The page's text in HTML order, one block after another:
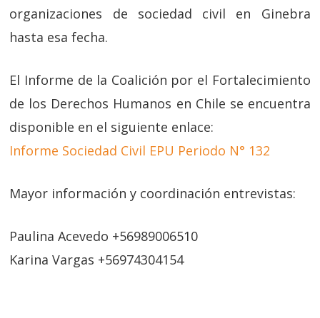
organizaciones de sociedad civil en Ginebra
hasta esa fecha.
El Informe de la Coalición por el Fortalecimiento
de los Derechos Humanos en Chile se encuentra
disponible en el siguiente enlace:
Informe Sociedad Civil EPU Periodo N° 132
Mayor información y coordinación entrevistas:
Paulina Acevedo +56989006510
Karina Vargas +56974304154